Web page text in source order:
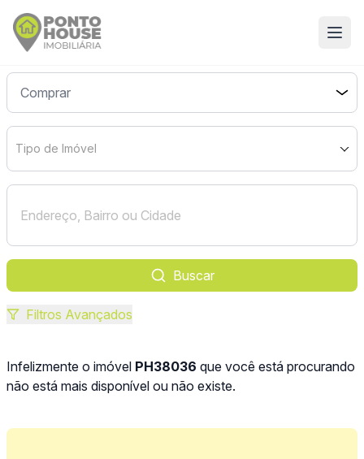
Tipo de Imóvel
Buscar
Filtros Avançados
Infelizmente o imóvel PH38036 que você está procurando
não está mais disponível ou não existe.